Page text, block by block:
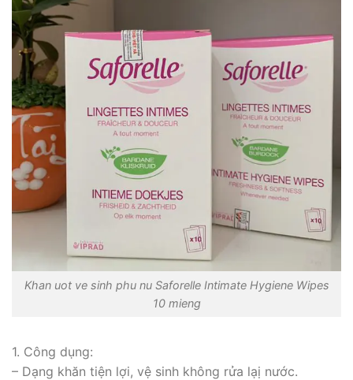
Khan uot ve sinh phu nu Saforelle Intimate Hygiene Wipes
10 mieng
1. Công dụng:
– Dạng khăn tiện lợi, vệ sinh không rửa lạị nước.